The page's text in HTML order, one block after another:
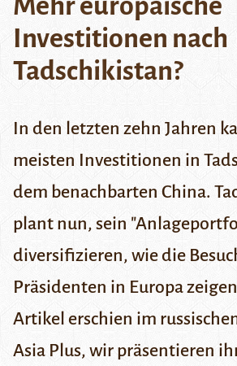
Mehr europäische
Investitionen nach
Tadschikistan?
In den letzten zehn Jahren
meisten Investitionen in
dem benachbarten China.
plant nun, sein
diversifizieren, wie die
Präsidenten in Europa
Artikel erschien im
Asia Plus, wir präsentieren